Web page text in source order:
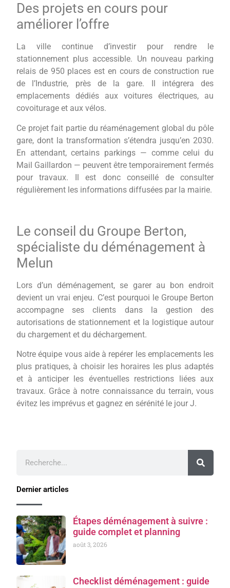
Des projets en cours pour
améliorer l’offre
La ville continue d’investir pour rendre le
stationnement plus accessible. Un nouveau parking
relais de 950 places est en cours de construction rue
de l’Industrie, près de la gare. Il intégrera des
emplacements dédiés aux voitures électriques, au
covoiturage et aux vélos.
Ce projet fait partie du réaménagement global du pôle
gare, dont la transformation s’étendra jusqu’en 2030.
En attendant, certains parkings — comme celui du
Mail Gaillardon — peuvent être temporairement fermés
pour travaux. Il est donc conseillé de consulter
régulièrement les informations diffusées par la mairie.
Le conseil du Groupe Berton,
spécialiste du déménagement à
Melun
Lors d’un déménagement, se garer au bon endroit
devient un vrai enjeu. C’est pourquoi le Groupe Berton
accompagne ses clients dans la gestion des
autorisations de stationnement et la logistique autour
du chargement et du déchargement.
Notre équipe vous aide à repérer les emplacements les
plus pratiques, à choisir les horaires les plus adaptés
et à anticiper les éventuelles restrictions liées aux
travaux. Grâce à notre connaissance du terrain, vous
évitez les imprévus et gagnez en sérénité le jour J.
Dernier articles
Étapes déménagement à suivre :
guide complet et planning
août 3, 2026
Checklist déménagement : guide